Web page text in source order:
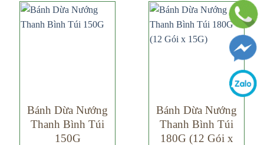
Bánh Dừa Nướng
Thanh Bình Túi
150G
Bánh Dừa Nướng
Thanh Bình Túi
180G (12 Gói x